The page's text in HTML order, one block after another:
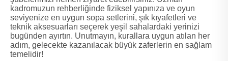
kadromuzun rehberliğinde fiziksel yapınıza ve oyun
seviyenize en uygun sopa setlerini, şık kıyafetleri ve
teknik aksesuarları seçerek yeşil sahalardaki yerinizi
bugünden ayırtın. Unutmayın, kurallara uygun atılan her
adım, gelecekte kazanılacak büyük zaferlerin en sağlam
temelidir!